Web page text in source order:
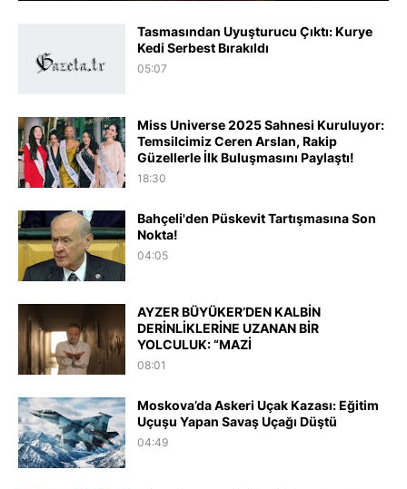
Tasmasından Uyuşturucu Çıktı: Kurye
Kedi Serbest Bırakıldı
05:07
Miss Universe 2025 Sahnesi Kuruluyor:
Temsilcimiz Ceren Arslan, Rakip
Güzellerle İlk Buluşmasını Paylaştı!
18:30
Bahçeli'den Püskevit Tartışmasına Son
Nokta!
04:05
AYZER BÜYÜKER’DEN KALBİN
DERİNLİKLERİNE UZANAN BİR
YOLCULUK: “MAZİ
08:01
Moskova’da Askeri Uçak Kazası: Eğitim
Uçuşu Yapan Savaş Uçağı Düştü
04:49